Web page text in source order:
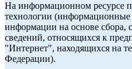
На информационном ресурсе
технологии (информационные
информации на основе сбора,
сведений, относящихся к
"Интернет", находящихся на
Федерации).